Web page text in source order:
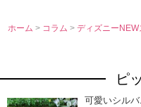
ホーム > コラム>ディズニー
ピ
可愛いシル